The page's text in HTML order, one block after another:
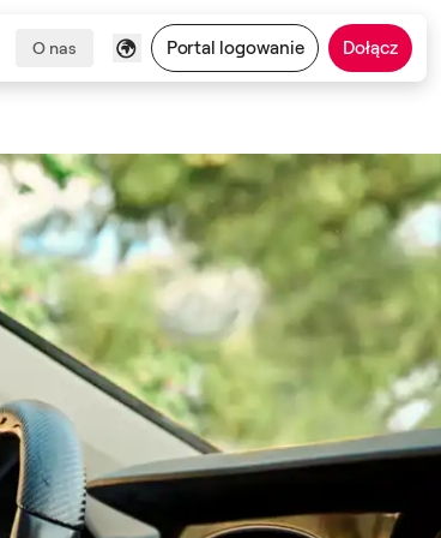
O nas Portal logowanie Dołącz